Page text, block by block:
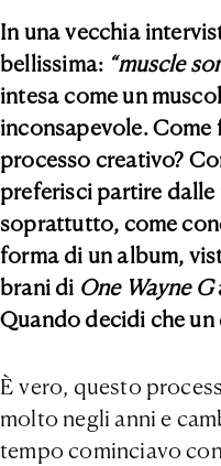
In una vecchia
bellissima: “muscle
intesa come un
inconsapevole.
processo creativo?
preferisci partire dalle
soprattutto, come
forma di un album,
brani di One Wayne G
Quando decidi che un
È vero, questo
molto negli anni e
tempo cominciavo